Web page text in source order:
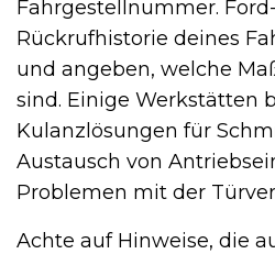
Fahrgestellnummer.
Rückrufhistorie deines
und angeben, welche
sind. Einige Werkstätten
Kulanzlösungen für
Austausch von
Problemen mit der
Achte auf Hinweise, die